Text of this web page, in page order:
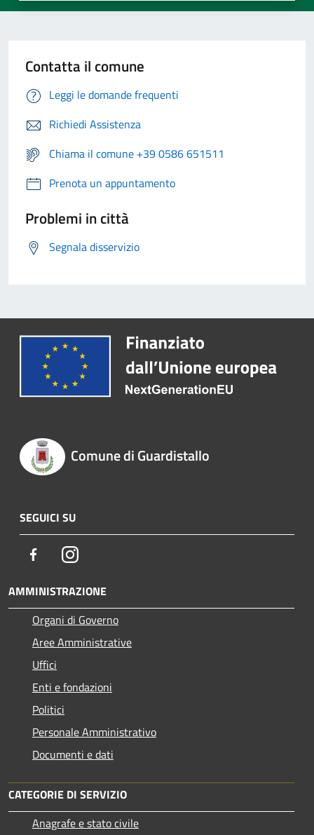
Contatta il comune
Leggi le domande frequenti
Richiedi Assistenza
Chiama il comune +39 0586 651511
Prenota un appuntamento
Problemi in città
Segnala disservizio
Comune di Guardistallo
SEGUICI SU
FacebookInstagram
AMMINISTRAZIONE
Organi di Governo
Aree Amministrative
Uffici
Enti e fondazioni
Politici
Personale Amministrativo
Documenti e dati
CATEGORIE DI SERVIZIO
Anagrafe e stato civile